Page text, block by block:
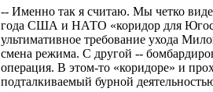
-- Именно так я считаю. Мы четко
года США и НАТО «коридор для
ультимативное требование ухода
смена режима. С другой --
операция. В этом-то «коридоре» и
подталкиваемый бурной